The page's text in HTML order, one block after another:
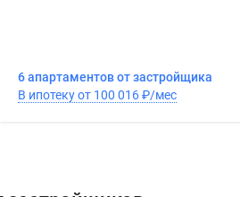
6 апартаментов от застройщика
В ипотеку от 100 016₽/мес